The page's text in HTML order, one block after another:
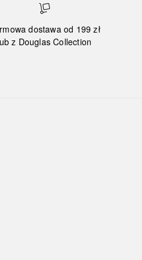
dostawa od 199 zł
z Douglas Collection